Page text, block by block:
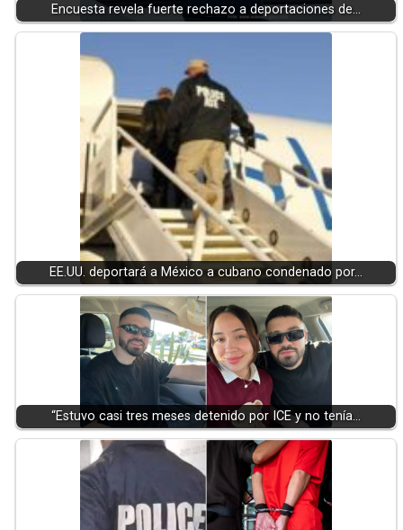
Encuesta revela fuerte rechazo a deportaciones de…
EE.UU. deportará a México a cubano condenado por…
“Estuvo casi tres meses detenido por ICE y no tenía…